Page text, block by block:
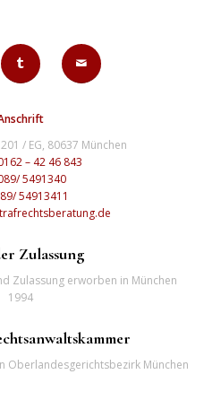
/ EG, 80637 München
– 42 46 843
5491340
54913411
Zulassung
Zulassung erworben in München
1994
Oberlandesgerichtsbezirk München